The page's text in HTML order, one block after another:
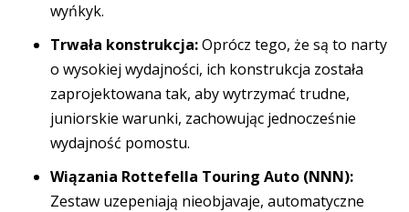
wyńkyk.
Trwała konstrukcja:Oprócz tego, że są to narty
o wysokiej wydajności, ich konstrukcja została
zaprojektowana tak, aby wytrzymać trudne,
juniorskie warunki, zachowując jednocześnie
wydajność pomostu.
Wiązania Rottefella Touring Auto (NNN):
Zestaw uzepeniają nieobjavaje, automatyczne